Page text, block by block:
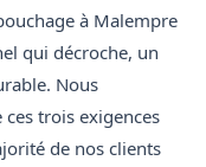
à Malempre
qui décroche, un
Nous
trois exigences
de nos clients